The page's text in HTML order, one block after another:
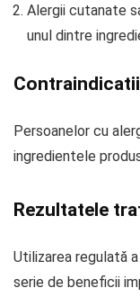
Alergii cutanate
unul dintre
Persoanelor cu
ingredientele
Rezultatele
Utilizarea regulată
serie de beneficii